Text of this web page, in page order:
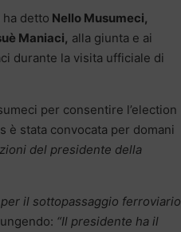
ha detto Nello Musumeci,
Maniaci, alla giunta e ai
durante la visita ufficiale di
per consentire l’election
è stata convocata per domani
del presidente della
il sottopassaggio ferroviario
“Il presidente ha il